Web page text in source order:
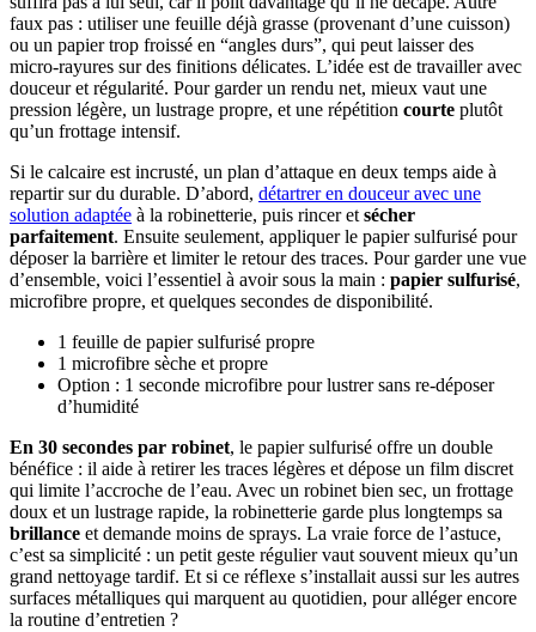
faux pas : utiliser une feuille déjà grasse (provenant d’une cuisson)
ou un papier trop froissé en “angles durs”, qui peut laisser des
micro-rayures sur des finitions délicates. L’idée est de travailler avec
douceur et régularité. Pour garder un rendu net, mieux vaut une
pression légère, un lustrage propre, et une répétition courte plutôt
qu’un frottage intensif.
Si le calcaire est incrusté, un plan d’attaque en deux temps aide à
repartir sur du durable. D’abord, détartrer en douceur avec une
solution adaptée à la robinetterie, puis rincer etsécher
parfaitement. Ensuite seulement, appliquer le papier sulfurisé pour
déposer la barrière et limiter le retour des traces. Pour garder une vue
d’ensemble, voici l’essentiel à avoir sous la main : papier sulfurisé,
microfibre propre, et quelques secondes de disponibilité.
1 feuille de papier sulfurisé propre
1 microfibre sèche et propre
Option : 1 seconde microfibre pour lustrer sans re-déposer
d’humidité
En 30 secondes par robinet, le papier sulfurisé offre un double
bénéfice : il aide à retirer les traces légères et dépose un film discret
qui limite l’accroche de l’eau. Avec un robinet bien sec, un frottage
doux et un lustrage rapide, la robinetterie garde plus longtemps sa
brillance et demande moins de sprays. La vraie force de l’astuce,
c’est sa simplicité : un petit geste régulier vaut souvent mieux qu’un
grand nettoyage tardif. Et si ce réflexe s’installait aussi sur les autres
surfaces métalliques qui marquent au quotidien, pour alléger encore
la routine d’entretien ?